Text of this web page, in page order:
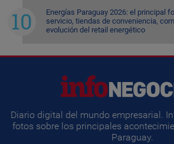
Energías Paraguay 2026: el principal
servicio, tiendas de conveniencia,
evolución del retail energético
Diario digital del mundo empresarial.
fotos sobre los principales
Paraguay.